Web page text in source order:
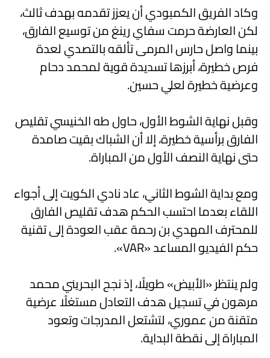
وكاد الفريق الكمبودي أن يعزز تقدمه بهدف ثالث،
لكن العارضة حرمت سفاي رينغ من توسيع الفارق،
بينما واصل حارس المرمى تألقه بالتصدي لعدة
فرص خطيرة، أبرزها تسديدة قوية لمحمد دحام
وعرضية خطيرة لعلي حسين.
وقبل نهاية الشوط الأول، حاول طه الخنيسي تقليص
الفارق برأسية خطيرة، إلا أن الشباك بقيت صامدة
حتى نهاية النصف الأول من المباراة.
ومع بداية الشوط الثاني، عاد نادي الكويت إلى أجواء
اللقاء بعدما احتسب الحكم هدف تقليص الفارق
للمحترف المهدي بن رحمة عقب العودة إلى تقنية
حكم الفيديو المساعد «VAR».
ولم ينتظر «الأبيض» طويلًا، إذ نجح البحرينيمحمد
مرهونفي تسجيل هدف التعادل مستغلًا عرضية
متقنة من عموري، لتشتعل المدرجات وتعود
المباراة إلى نقطة البداية.